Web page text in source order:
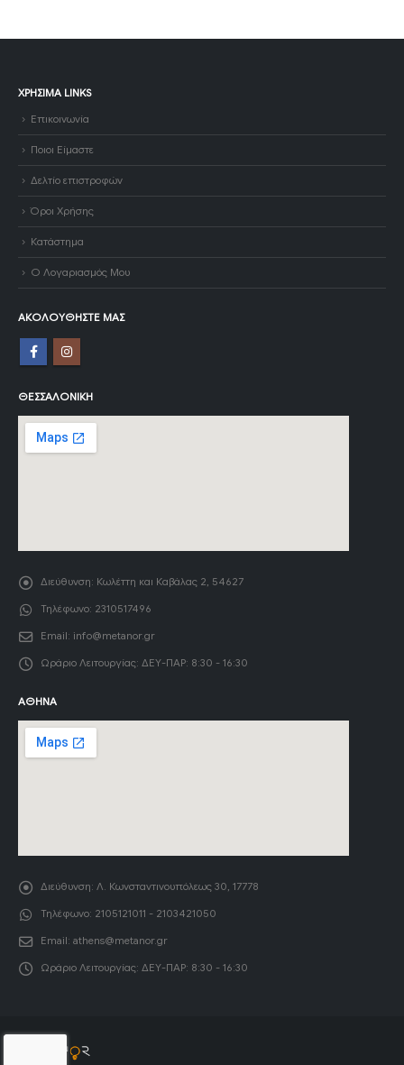
ΧΡΉΣΙΜΑ LINKS
Επικοινωνία
Ποιοι Είμαστε
Δελτίο επιστροφών
Όροι Χρήσης
Κατάστημα
Ο Λογαριασμός Μου
ΑΚΟΛΟΥΘΉΣΤΕ ΜΑΣ
ΘΕΣΣΑΛΟΝΊΚΗ
Διεύθυνση: Κωλέττη και Καβάλας 2, 54627
Τηλέφωνο: 2310517496
Email: info@metanor.gr
Ωράριο Λειτουργίας: ΔΕΥ-ΠΑΡ: 8:30 - 16:30
ΑΘΉΝΑ
Διεύθυνση: Λ. Κωνσταντινουπόλεως 30, 17778
Τηλέφωνο: 2105121011 - 2103421050
Email: athens@metanor.gr
Ωράριο Λειτουργίας: ΔΕΥ-ΠΑΡ: 8:30 - 16:30